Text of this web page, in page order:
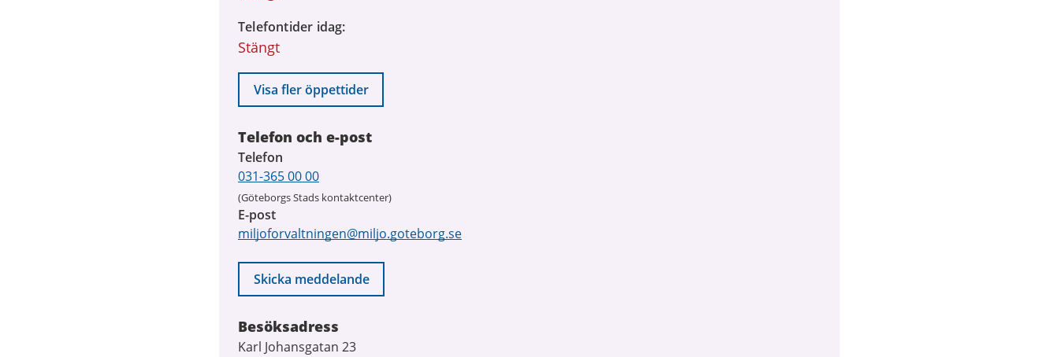
Telefontider idag
Stängt
Visa fler öppettider
Telefon och e-post
Telefon
031-365 00 00
(Göteborgs Stads kontaktcenter)
E-post
miljoforvaltningen@miljo.goteborg.se
Skicka meddelande
Besöksadress
Karl Johansgatan 23